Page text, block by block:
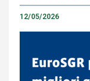
12/05/2026